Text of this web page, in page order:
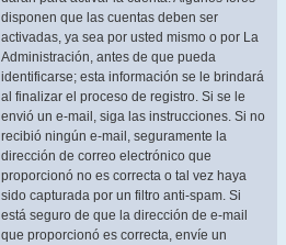
disponen que las cuentas deben ser
activadas, ya sea por usted mismo o por La
Administración, antes de que pueda
identificarse; esta información se le brindará
al finalizar el proceso de registro. Si se le
envió un e-mail, siga las instrucciones. Si no
recibió ningún e-mail, seguramente la
dirección de correo electrónico que
proporcionó no es correcta o tal vez haya
sido capturada por un filtro anti-spam. Si
está seguro de que la dirección de e-mail
que proporcionó es correcta, envíe un